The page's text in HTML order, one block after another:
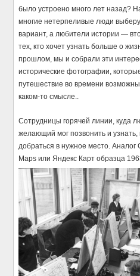
было устроено много лет назад?
многие нетерпеливые люди
вариант, а любители истории —
тех, кто хочет узнать больше о
прошлом, мы и собрали эти
исторические фотографии,
путешествие во времени
каком-то смысле..
Сотрудницы горячей линии, куда
желающий мог позвонить и узнать,
добраться в нужное место. Аналог
Maps или Яндекс Карт образца